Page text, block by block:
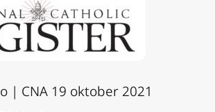
| CNA 19 oktober 2021